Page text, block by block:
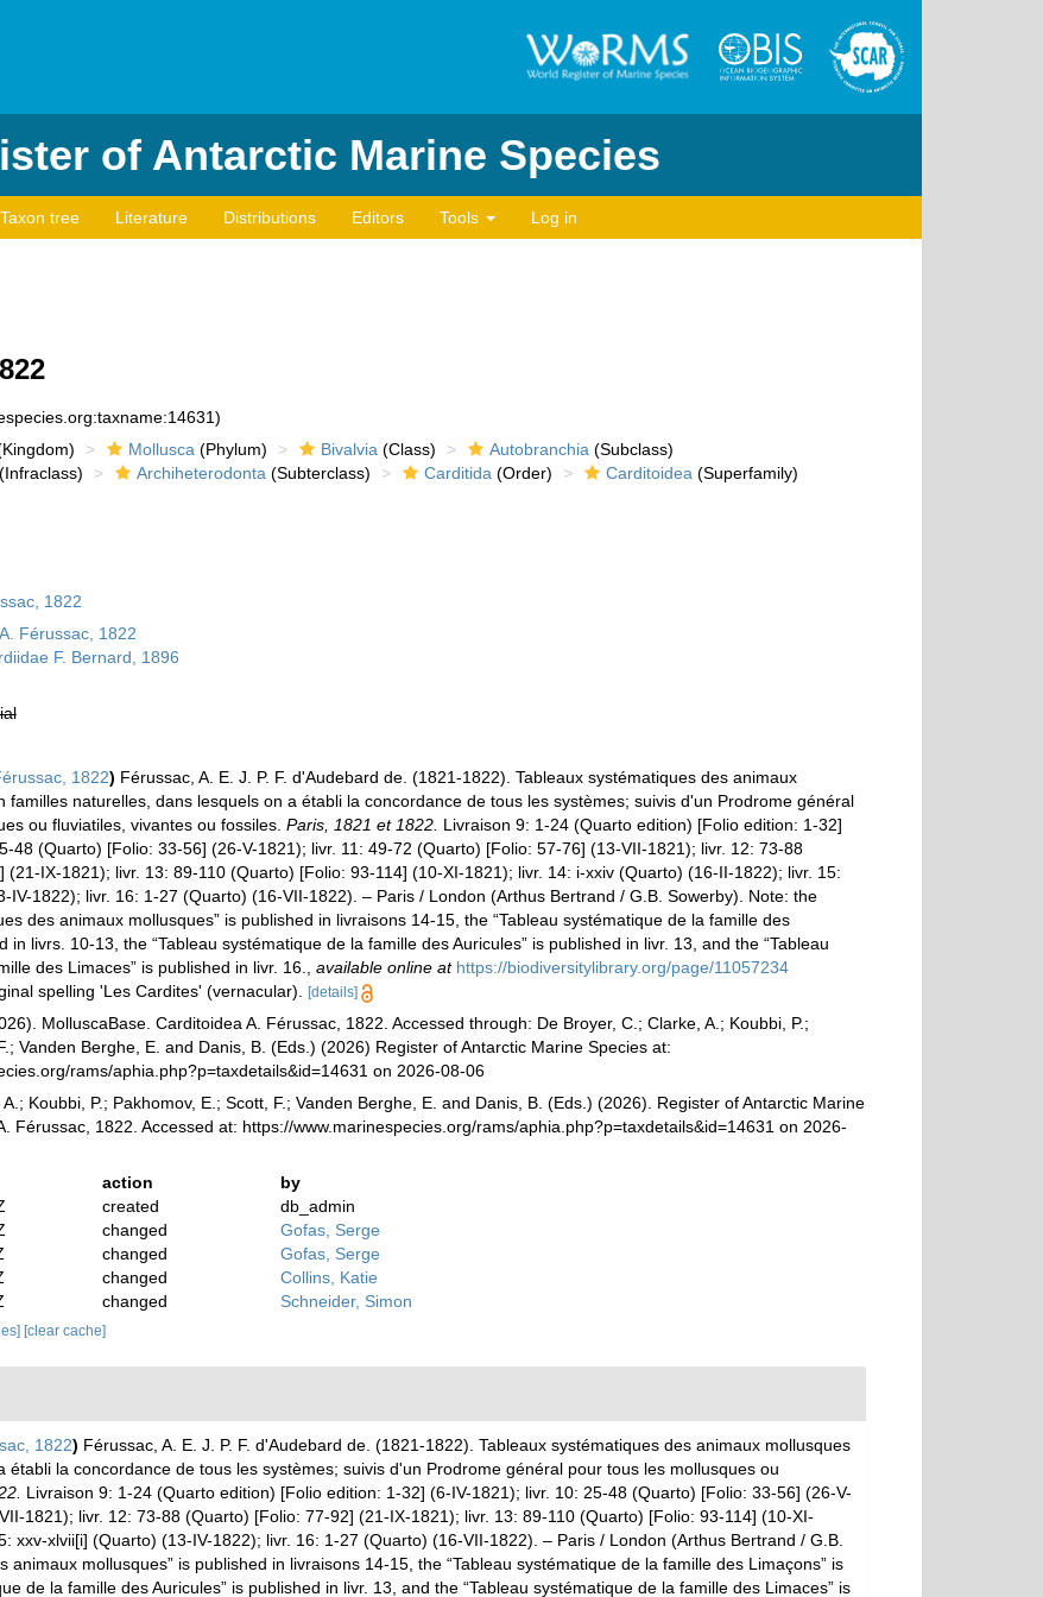
of Antarctic Marine Species
Taxon tree Literature Distributions Editors Tools Log in
Mollusca (Phylum) Bivalvia (Class) Autobranchia (Subclass)
(Infraclass) Archiheterodonta (Subterclass) Carditida (Order) Carditoidea (Superfamily)
1822
Férussac, 1822
F. Bernard, 1896
1822) Férussac, A. E. J. P. F. d'Audebard de. (1821-1822). Tableaux systématiques des animaux
familles naturelles, dans lesquels on a établi la concordance de tous les systèmes; suivis d'un Prodrome général
ou fluviatiles, vivantes ou fossiles. Paris, 1821 et 1822. Livraison 9: 1-24 (Quarto edition) [Folio edition: 1-32]
48 (Quarto) [Folio: 33-56] (26-V-1821); livr. 11: 49-72 (Quarto) [Folio: 57-76] (13-VII-1821); livr. 12: 73-88
(21-IX-1821); livr. 13: 89-110 (Quarto) [Folio: 93-114] (10-XI-1821); livr. 14: i-xxiv (Quarto) (16-II-1822); livr. 15:
IV-1822); livr. 16: 1-27 (Quarto) (16-VII-1822). – Paris / London (Arthus Bertrand / G.B. Sowerby). Note: the
des animaux mollusques” is published in livraisons 14-15, the “Tableau systématique de la famille des
in livrs. 10-13, the “Tableau systématique de la famille des Auricules” is published in livr. 13, and the “Tableau
des Limaces” is published in livr. 16.
available online at https://biodiversitylibrary.org/page/11057234
spelling 'Les Cardites' (vernacular).
[details]
MolluscaBase. Carditoidea A. Férussac, 1822. Accessed through: De Broyer, C.; Clarke, A.; Koubbi, P.;
Vanden Berghe, E. and Danis, B. (Eds.) (2026) Register of Antarctic Marine Species at:
rams/aphia.php?p=taxdetails&id=14631 on 2026-08-06
Koubbi, P.; Pakhomov, E.; Scott, F.; Vanden Berghe, E. and Danis, B. (Eds.) (2026). Register of Antarctic Marine
Férussac, 1822. Accessed at: https://www.marinespecies.org/rams/aphia.php?p=taxdetails&id=14631 on 2026-
action
by
created
db_admin
changed
Gofas, Serge
changed
Gofas, Serge
changed
Collins, Katie
changed Schneider, Simon
[clear cache]
1822) Férussac, A. E. J. P. F. d'Audebard de. (1821-1822). Tableaux systématiques des animaux mollusques
la concordance de tous les systèmes; suivis d'un Prodrome général pour tous les mollusques ou
Livraison 9: 1-24 (Quarto edition) [Folio edition: 1-32] (6-IV-1821); livr. 10: 25-48 (Quarto) [Folio: 33-56] (26-V-
1821); livr. 12: 73-88 (Quarto) [Folio: 77-92] (21-IX-1821); livr. 13: 89-110 (Quarto) [Folio: 93-114] (10-XI-
xxv-xlvii[i] (Quarto) (13-IV-1822); livr. 16: 1-27 (Quarto) (16-VII-1822). – Paris / London (Arthus Bertrand / G.B.
animaux mollusques” is published in livraisons 14-15, the “Tableau systématique de la famille des Limaçons” is
de la famille des Auricules” is published in livr. 13, and the “Tableau systématique de la famille des Limaces” is